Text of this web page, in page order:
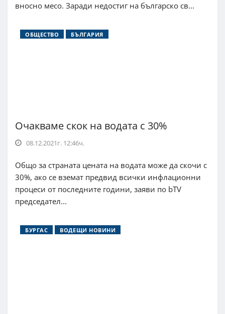
вносно месо. Заради недостиг на българско св...
ОБЩЕСТВО БЪЛГАРИЯ
Очакваме скок на водата с 30%
08.12.2021г. 12:46ч.
Общо за страната цената на водата може да скочи с
30%, ако се вземат предвид всички инфлационни
процеси от последните години, заяви по bTV
председател...
БУРГАС ВОДЕЩИ НОВИНИ